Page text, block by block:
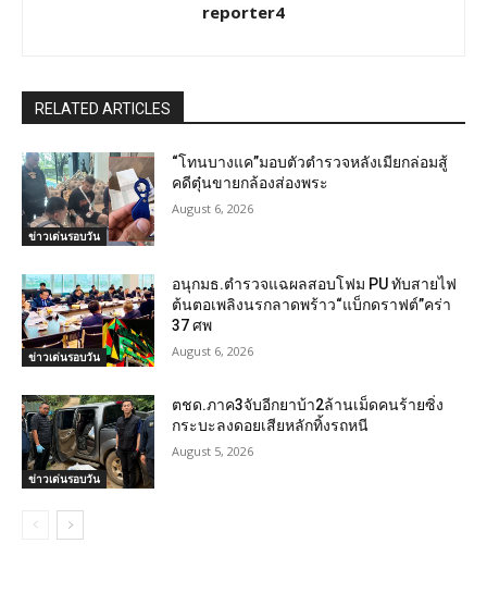
reporter4
RELATED ARTICLES
ข่าวเด่นรอบวัน
“โทนบางแค”มอบตัวตำรวจหลังเมียกล่อมสู้
คดีตุ๋นขายกล้องส่องพระ
August 6, 2026
ข่าวเด่นรอบวัน
อนุกมธ.ตำรวจแฉผลสอบโฟม PU ทับสายไฟ
ต้นตอเพลิงนรกลาดพร้าว“แบ็กดราฟต์”คร่า
37 ศพ
August 6, 2026
ข่าวเด่นรอบวัน
ตชด.ภาค3จับอีกยาบ้า2ล้านเม็ดคนร้ายซิ่ง
กระบะลงดอยเสียหลักทิ้งรถหนี
August 5, 2026